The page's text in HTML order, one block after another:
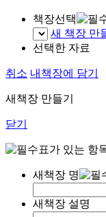
책장선택
새 책장 만
선택한 자료
취소 내책장에 담기
새책장 만들기
닫기
표가 있는 항
새책장 명
새책장 설명